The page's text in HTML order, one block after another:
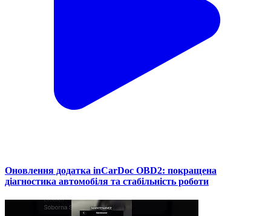
Оновлення додатка inCarDoc OBD2: покращена
діагностика автомобіля та стабільність роботи